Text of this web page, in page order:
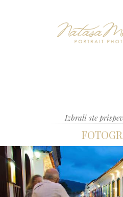
Izbrali ste